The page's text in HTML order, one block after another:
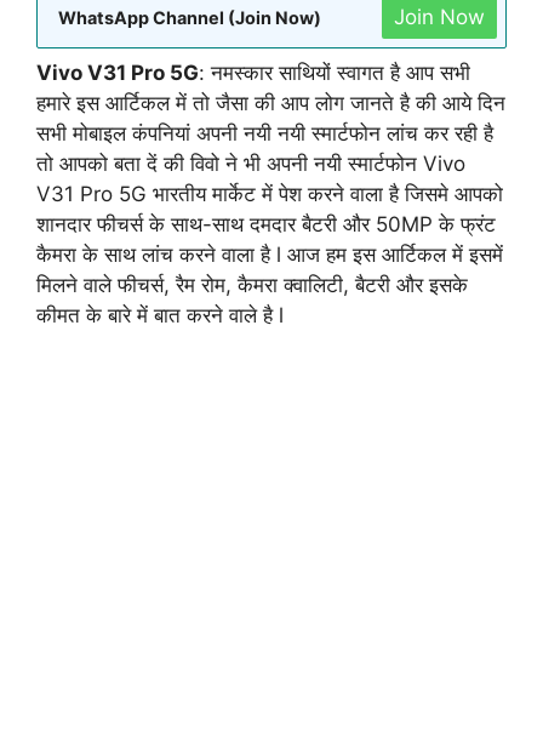
WhatsApp Channel (Join Now) Join Now
Vivo V31 Pro 5G: नमस्कार साथियों स्वागत है आप सभी
हमारे इस आर्टिकल में तो जैसा की आप लोग जानते है की आये दिन
सभी मोबाइल कंपनियां अपनी नयी नयी स्मार्टफोन लांच कर रही है
तो आपको बता दें की विवो ने भी अपनी नयी स्मार्टफोन Vivo
V31 Pro 5G भारतीय मार्केट में पेश करने वाला है जिसमे आपको
शानदार फीचर्स के साथ-साथ दमदार बैटरी और 50MP के फ्रंट
कैमरा के साथ लांच करने वाला है l आज हम इस आर्टिकल में इसमें
मिलने वाले फीचर्स, रैम रोम, कैमरा क्वालिटी, बैटरी और इसके
कीमत के बारे में बात करने वाले है l